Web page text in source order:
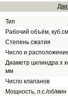
Тип
Рабочий объём, куб.см
Степень сжатия
Число и
Диаметр цилиндра х
мм
Число клапанов
Мощность, л.с./об/мин